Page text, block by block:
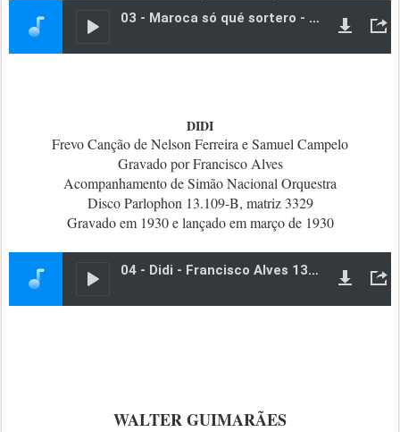
DIDI
Frevo Canção de Nelson Ferreira e Samuel Campelo
Gravado por Francisco Alves
Acompanhamento de Simão Nacional Orquestra
Disco Parlophon 13.109-B, matriz 3329
Gravado em 1930 e lançado em março de 1930
WALTER GUIMARÃES